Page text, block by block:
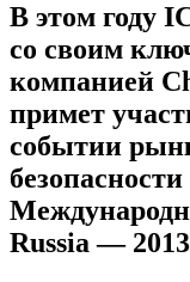
В этом году
со своим
компанией
примет
событии
Russia — 2013